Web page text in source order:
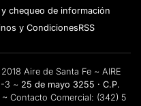
chequeo de información
y CondicionesRSS
Aire de Santa Fe ~ AIRE
3 ~ 25 de mayo 3255 · C.P.
~ Contacto Comercial: (342) 5